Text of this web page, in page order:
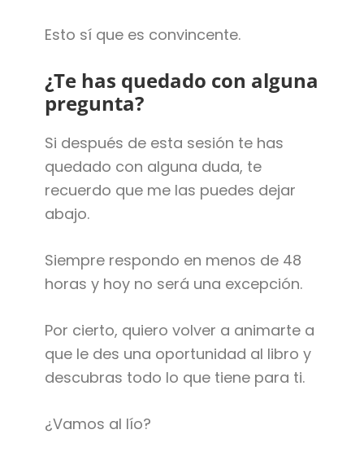
Esto sí que es convincente.
¿Te has quedado con alguna
pregunta?
Si después de esta sesión te has
quedado con alguna duda, te
recuerdo que me las puedes dejar
abajo.
Siempre respondo en menos de 48
horas y hoy no será una excepción.
Por cierto, quiero volver a animarte a
que le des una oportunidad al libro y
descubras todo lo que tiene para ti.
¿Vamos al lío?